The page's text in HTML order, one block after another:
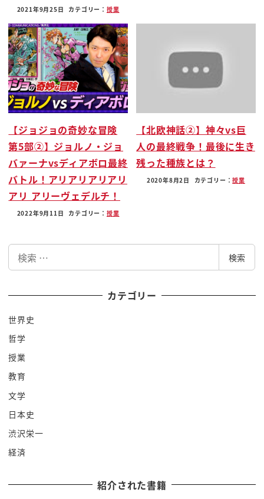
2021年9月25日 カテゴリー： 授業
【ジョジョの奇妙な冒険
第5部②】ジョルノ・ジョ
バァーナvsディアボロ最終
バトル！アリアリアリアリ
アリ アリーヴェデルチ！
2022年9月11日 カテゴリー： 授業
【北欧神話②】神々vs巨
人の最終戦争！最後に生き
残った種族とは？
2020年8月2日 カテゴリー：授業
索
検索
カテゴリー
世界史
哲学
授業
教育
文学
日本史
渋沢栄一
経済
紹介された書籍